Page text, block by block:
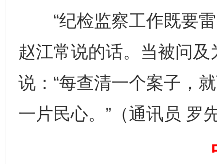
“纪检监察工作既要雷
赵江常说的话。当被问
说：“每查清一个案子，
一片民心。”（通讯员 罗
完善运行机制助力责任有效落实 一纸欠